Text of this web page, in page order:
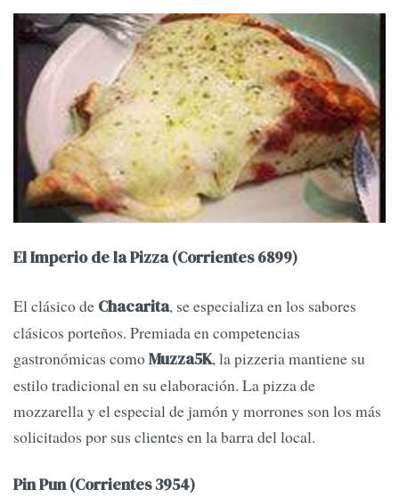
El Imperio de la Pizza (Corrientes 6899)
El clásico de Chacarita, se especializa en los sabores
clásicos porteños. Premiada en competencias
gastronómicas comoMuzza5K, la pizzeria mantiene su
estilo tradicional en su elaboración. La pizza de
mozzarella y el especial de jamón y morrones son los más
solicitados por sus clientes en la barra del local.
Pin Pun (Corrientes 3954)